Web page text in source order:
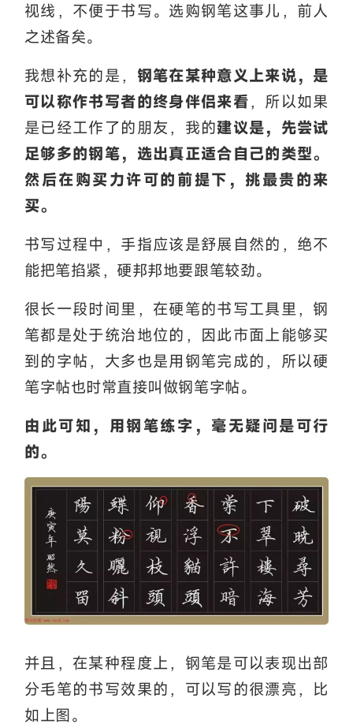
视线，不便于书写。选购钢笔这事儿，前人
之述备矣。
我想补充的是， 钢笔在某种意义上来说，是
可以称作书写者的终身伴侣来看，所以如果
是已经工作了的朋友，我的建议是，先尝试
足够多的钢笔，选出真正适合自己的类型。
然后在购买力许可的前提下，挑最贵的来
买。
书写过程中，手指应该是舒展自然的，绝不
能把笔掐紧，硬邦邦地要跟笔较劲。
很长一段时间里，在硬笔的书写工具里，钢
笔都是处于统治地位的，因此市面上能够买
到的字帖，大多也是用钢笔完成的，所以硬
笔字帖也时常直接叫做钢笔字帖。
由此可知，用钢笔练字，毫无疑问是可行
的。
并且，在某种程度上，钢笔是可以表现出部
分毛笔的书写效果的，可以写的很漂亮，比
如上图。